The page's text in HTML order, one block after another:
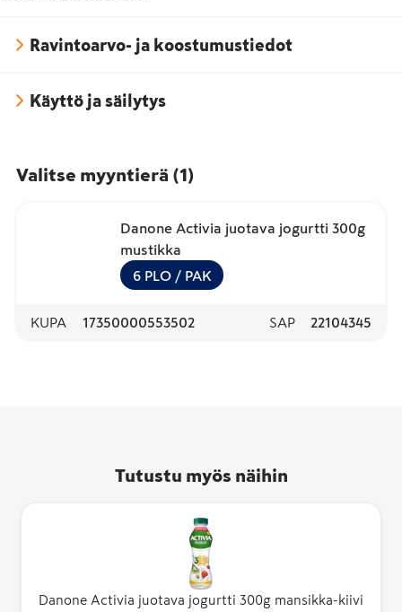
Ravintoarvo- ja koostumustiedot
Käyttö ja säilytys
Valitse myyntierä (1 )
Danone Activia juotava jogurtti 300g
mustikka
6 PLO / PAK
KUPA 17350000553502 SAP 22104345
Tutustu myös näihin
Danone Activia juotava jogurtti 300g mansikka-kiivi